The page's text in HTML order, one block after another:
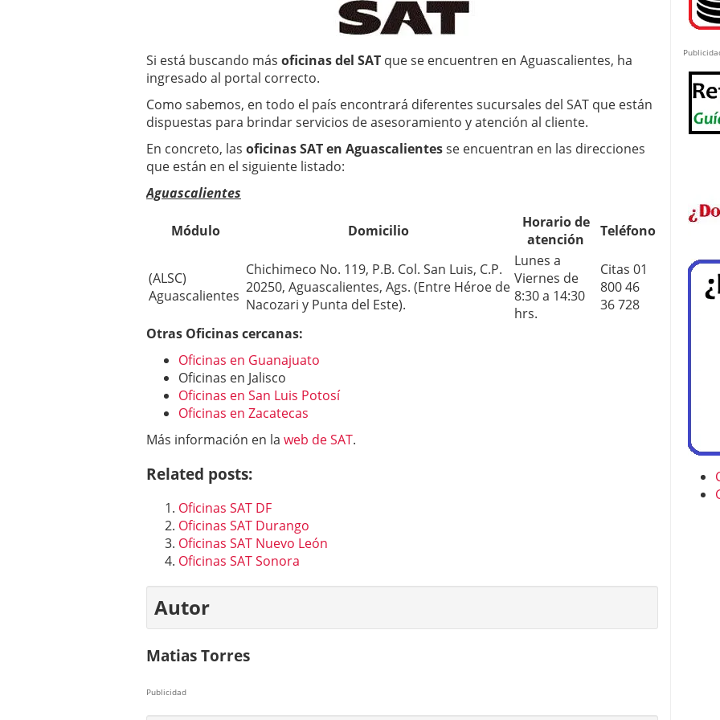
Si está buscando más oficinas del SAT que se encuentren en Aguascalientes, ha
ingresado al portal correcto.
Como sabemos, en todo el país encontrará diferentes sucursales del SAT que están
dispuestas para brindar servicios de asesoramiento y atención al cliente.
En concreto, las oficinas SAT en Aguascalientesse encuentran en las direcciones
que están en el siguiente listado:
Aguascalientes
Módulo Domicilio
Horario de
atención
Teléfono
(ALSC)
Aguascalientes
Chichimeco No. 119, P.B. Col. San Luis, C.P.
20250, Aguascalientes, Ags. (Entre Héroe de
Nacozari y Punta del Este).
Lunes a
Viernes de
8:30 a 14:30
hrs.
Citas 01
800 46
36 728
Otras Oficinas cercanas:
Oficinas en Guanajuato
Oficinas en Jalisco
Oficinas en San Luis Potosí
Oficinas en Zacatecas
Más información en la web de SAT.
Related posts:
Oficinas SAT DF
Oficinas SAT Durango
Oficinas SAT Nuevo León
Oficinas SAT Sonora
Autor
Matias Torres
Publicidad